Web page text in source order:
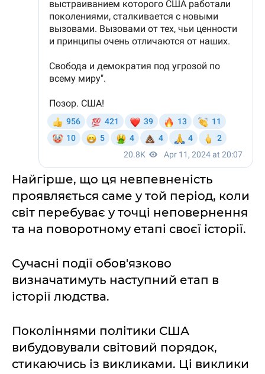
Найгірше, що ця невпевненість
проявляється саме у той період, коли
світ перебуває у точці неповернення
та на поворотному етапі своєї історії.
Сучасні події обов'язково
визначатимуть наступний етап в
історії людства.
Поколіннями політики США
вибудовували світовий порядок,
стикаючись із викликами. Ці виклики